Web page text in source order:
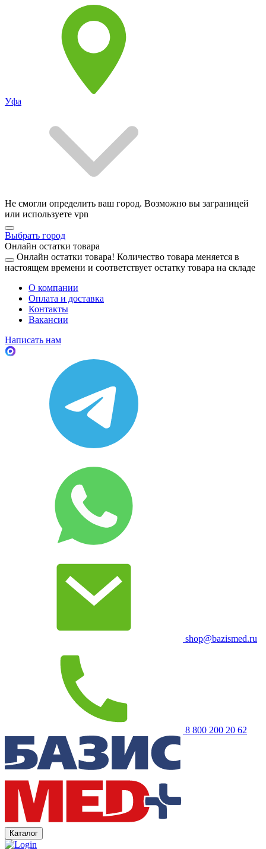
Уфа
Не смогли определить ваш город. Возможно вы заграницей
или используете vpn
Выбрать город
Онлайн остатки товара
Онлайн остатки товара! Количество товара меняется в
настоящем времени и соответствует остатку товара на складе
О компании
Оплата и доставка
Контакты
Вакансии
Написать нам
shop@bazismed.ru
8 800 200 20 62
Каталог